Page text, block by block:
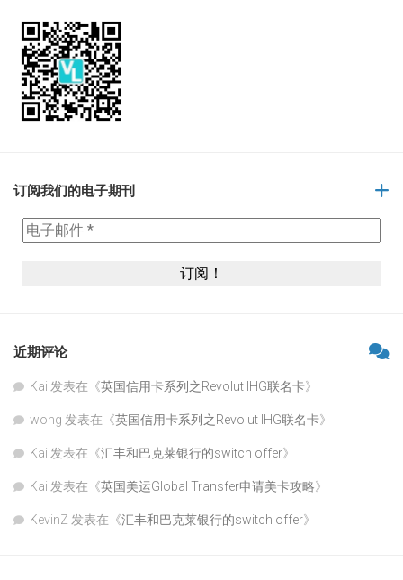
订阅我们的电子期刊
近期评论
Kai 发表在《英国信用卡系列之Revolut IHG联名卡》
wong 发表在《英国信用卡系列之Revolut IHG联名卡》
Kai 发表在《汇丰和巴克莱银行的switch offer》
Kai 发表在《英国美运Global Transfer申请美卡攻略》
KevinZ 发表在《汇丰和巴克莱银行的switch offer》